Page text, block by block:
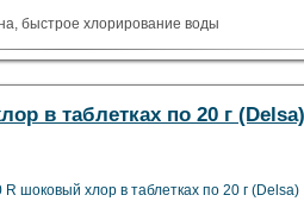
быстрое хлорирование воды
в таблетках по 20 г (Delsa)
R шоковый хлор в таблетках по 20 г (Delsa)